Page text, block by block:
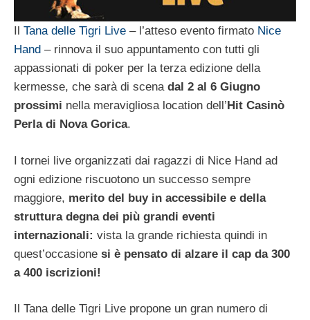
Tana delle Tigri Live – l’atteso evento firmato Nice
Hand – rinnova il suo appuntamento con tutti gli
appassionati di poker per la terza edizione della
kermesse, che sarà di scena dal 2 al 6 Giugno
prossimi nella meravigliosa location dell’ Hit Casinò
Perla di Nova Gorica.
I tornei live organizzati dai ragazzi di Nice Hand ad
ogni edizione riscuotono un successo sempre
maggiore, merito del buy in accessibile e della
struttura degna dei più grandi eventi
internazionali: vista la grande richiesta quindi in
quest’occasione si è pensato di alzare il cap da 300
a 400 iscrizioni!
Il Tana delle Tigri Live propone un gran numero di